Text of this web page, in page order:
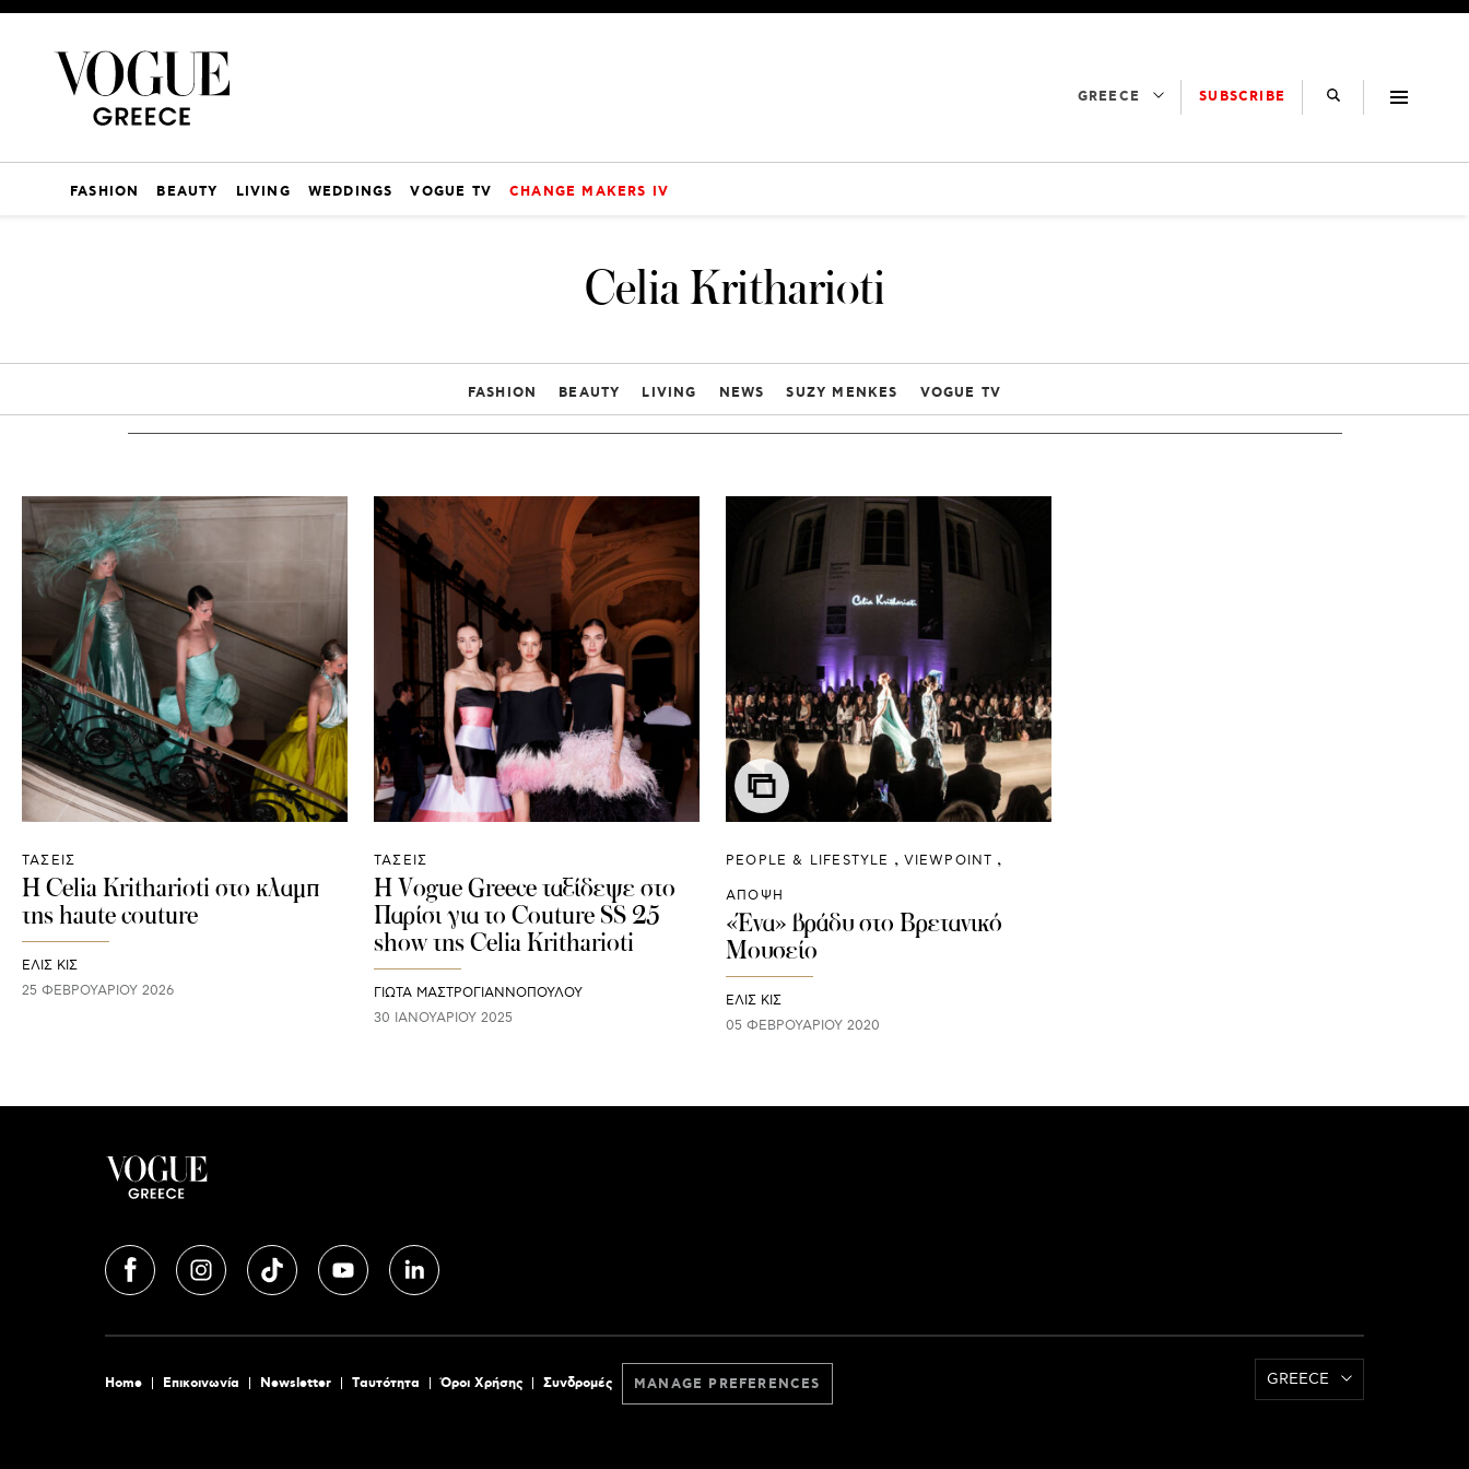
GREECE SUBSCRIBE
FASHION BEAUTY LIVING WEDDINGS VOGUE TV CHANGE MAKERS IV
Celia Kritharioti
FASHION BEAUTY LIVING NEWS SUZY MENKES VOGUE TV
ΤΑΣΕΙΣ
Η Celia Kritharioti στο κλαμπ
της haute couture
ΕΛΙΣ ΚΙΣ
25 ΦΕΒΡΟΥΑΡΊΟΥ 2026
ΤΑΣΕΙΣ
Η Vogue Greece ταξίδεψε στο
Παρίσι για το Couture SS 25
show της Celia Kritharioti
ΓΙΩΤΑ ΜΑΣΤΡΟΓΙΑΝΝΟΠΟΥΛΟΥ
30 ΙΑΝΟΥΑΡΊΟΥ 2025
PEOPLE & LIFESTYLE VIEWPOINT
ΑΠΟΨΗ
«Ένα» βράδυ στο Βρετανικό
Μουσείο
ΕΛΙΣ ΚΙΣ
05 ΦΕΒΡΟΥΑΡΊΟΥ 2020
Home Επικοινωνία Newsletter Tαυτότητα Όροι Χρήσης Συνδρομές MANAGE PREFERENCES GREECE